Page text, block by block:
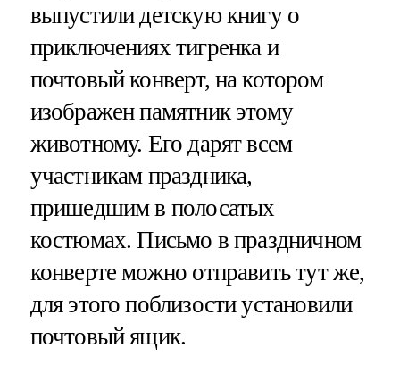
выпустили детскую книгу о
приключениях тигренка и
почтовый конверт, на котором
изображен памятник этому
животному. Его дарят всем
участникам праздника,
пришедшим в полосатых
костюмах. Письмо в праздничном
конверте можно отправить тут же,
для этого поблизости установили
почтовый ящик.